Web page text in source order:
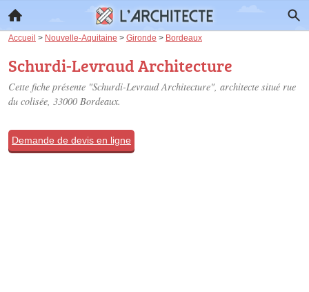
Accueil > Nouvelle-Aquitaine > Gironde > Bordeaux
Schurdi-Levraud Architecture
Cette fiche présente "Schurdi-Levraud Architecture", architecte situé rue
du colisée, 33000 Bordeaux.
Demande de devis en ligne